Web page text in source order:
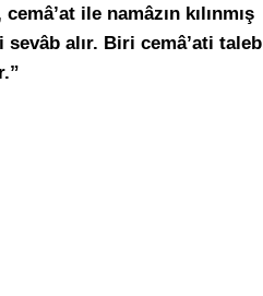
ile namâzın kılınmış
alır. Biri cemâ’ati taleb